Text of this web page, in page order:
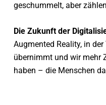
geschummelt, aber
Die Zukunft der
Augmented Reality, in
übernimmt und wir mehr
haben – die Menschen